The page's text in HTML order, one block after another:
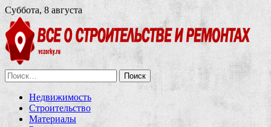
Суббота, 8 августа
Найти:
Недвижимость
Строительство
Материалы